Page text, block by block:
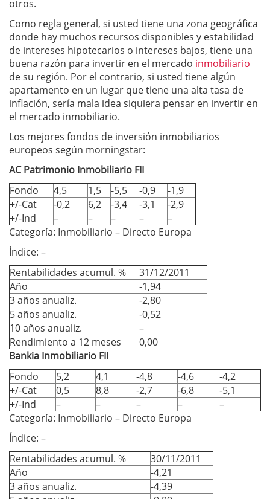
otros.
Como regla general, si usted tiene una zona geográfica
donde hay muchos recursos disponibles y estabilidad
de intereses hipotecarios o intereses bajos, tiene una
buena razón para invertir en el mercado inmobiliario
de su región. Por el contrario, si usted tiene algún
apartamento en un lugar que tiene una alta tasa de
inflación, sería mala idea siquiera pensar en invertir en
el mercado inmobiliario.
Los mejores fondos de inversión inmobiliarios
europeos según morningstar:
AC Patrimonio Inmobiliario FII
Fondo
4,5 1,5 -5,5 -0,9
-1,9
+/-Cat
-0,2 6,2 -3,4 -3,1
-2,9
+/-Ind
– – – –
–
Categoría: Inmobiliario – Directo Europa
Índice: –
Rentabilidades acumul. %
31/12/2011
Año
-1,94
3 años anualiz.
-2,80
5 años anualiz.
-0,52
10 años anualiz.
–
Rendimiento a 12 meses
0,00
Bankia Inmobiliario FII
Fondo
5,2 4,1 -4,8 -4,6
-4,2
+/-Cat
0,5 8,8 -2,7 -6,8
-5,1
+/-Ind
– – – –
–
Categoría: Inmobiliario – Directo Europa
Índice: –
Rentabilidades acumul. %
30/11/2011
Año
-4,21
3 años anualiz.
-4,39